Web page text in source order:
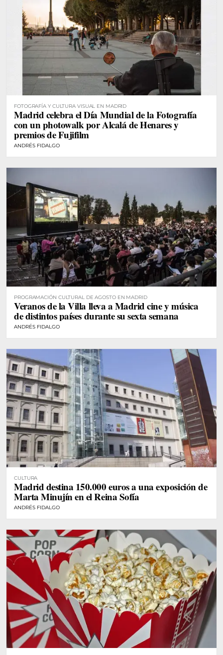
FOTOGRAFÍA Y CULTURA VISUAL EN MADRID
Madrid celebra el Día Mundial de la Fotografía
con un photowalk por Alcalá de Henares y
premios de Fujifilm
ANDRÉS FIDALGO
PROGRAMACIÓN CULTURAL DE AGOSTO EN MADRID
Veranos de la Villa lleva a Madrid cine y música
de distintos países durante su sexta semana
ANDRÉS FIDALGO
CULTURA
Madrid destina 150.000 euros a una exposición de
Marta Minujín en el Reina Sofía
ANDRÉS FIDALGO